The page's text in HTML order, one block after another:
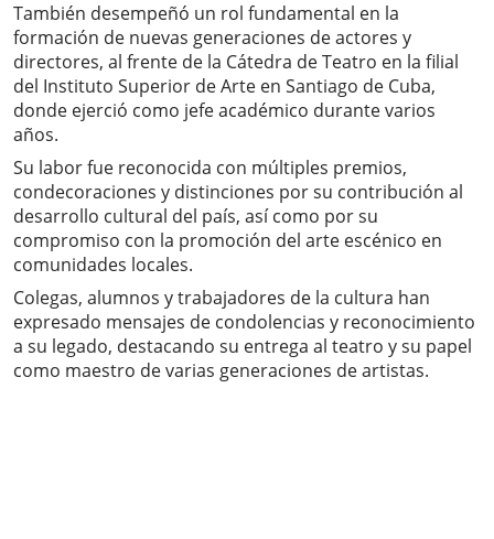
También desempeñó un rol fundamental en la
formación de nuevas generaciones de actores y
directores, al frente de la Cátedra de Teatro en la filial
del Instituto Superior de Arte en Santiago de Cuba,
donde ejerció como jefe académico durante varios
años.
Su labor fue reconocida con múltiples premios,
condecoraciones y distinciones por su contribución al
desarrollo cultural del país, así como por su
compromiso con la promoción del arte escénico en
comunidades locales.
Colegas, alumnos y trabajadores de la cultura han
expresado mensajes de condolencias y reconocimiento
a su legado, destacando su entrega al teatro y su papel
como maestro de varias generaciones de artistas.